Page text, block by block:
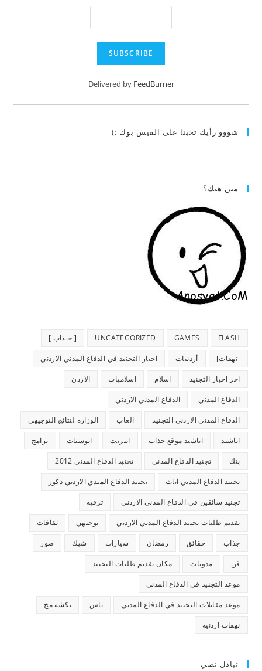
Delivered by FeedBurner
شووو رأيك تحبنا على الفيس بوك :)
مين هيك؟
FLASH
GAMES
UNCATEGORIZED [ جـذاب ]
[نهفات] أردنيات اخبار التجنيد في الدفاع المدني الاردني
اخر اخبار التجنيد اسلام اسلاميات الاردن
الدفاع المدني الدفاع المدني الاردني
الدفاع المدني الاردني التجنيد العاب الوزاره لنتائج التوجيهي
اناشيد اناشيد موقع جذاب انترنت انوسيات برامج
بنك تجنيد الدفاع المدني تجنيد الدفاع المدني 2012
تجنيد الدفاع المدني اناث تجنيد الدفاع المندي الاردني ذكور
تجنيد سائقين في الدفاع المدني الاردني ترفيه
تقديم طلبات تجنيد الدفاع المدني الاردني توجيهي ثقافات
جذاب حقائق رمضان سيارات شيك صور
فن مدونات مكان تقديم طلبات التجنيد
موعد التجنيد في الدفاع المدني
موعد مقابلات التجنيد في الدفاع المدني ناس نكشة مخ
نهفات اردنيه
تبادل نصي